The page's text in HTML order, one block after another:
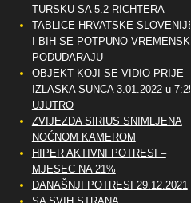
TURSKU SA 5.2 RICHTERA
TABLICE HRVATSKE SLOVENIJE
I BIH SE POTPUNO VREMENSKI
PODUDARAJU
OBJEKT KOJI SE VIDIO PRIJE
IZLASKA SUNCA 3.01.2022 u 7:25
UJUTRO
ZVIJEZDA SIRIUS SNIMLJENA
NOĆNOM KAMEROM
HIPER AKTIVNI POTRESI –
MJESEC NA 21%
DANAŠNJI POTRESI 29.12.2021